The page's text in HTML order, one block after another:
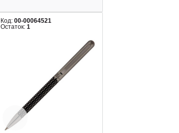
Код: 00-00064521
Остаток: 1